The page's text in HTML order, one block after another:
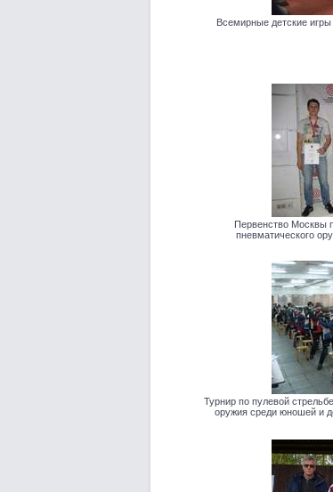
Всемирные детские
Первенство Москвы
пневматического
Турнир по пулевой
оружия среди юношей и